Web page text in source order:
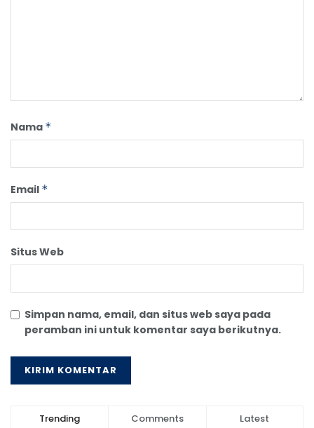
Nama *
Email *
Situs Web
Simpan nama, email, dan situs web saya pada
peramban ini untuk komentar saya berikutnya.
Trending Comments Latest